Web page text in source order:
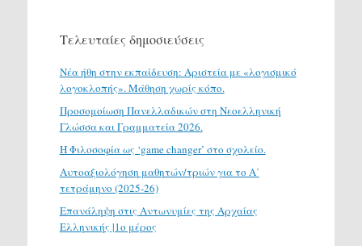
Τελευταίες δημοσιεύσεις
Νέα ήθη στην εκπαίδευση: Αριστεία με «λογισμικό
λογοκλοπής». Μάθηση χωρίς κόπο.
Προσομοίωση Πανελλαδικών στη Νεοελληνική
Γλώσσα και Γραμματεία 2026.
H Φιλοσοφία ως ‘game changer’ στο σχολείο.
Αυτοαξιολόγηση μαθητών/τριών για το Α΄
τετράμηνο (2025-26)
Επανάληψη στις Αντωνυμίες της Αρχαίας
Ελληνικής |1ο μέρος